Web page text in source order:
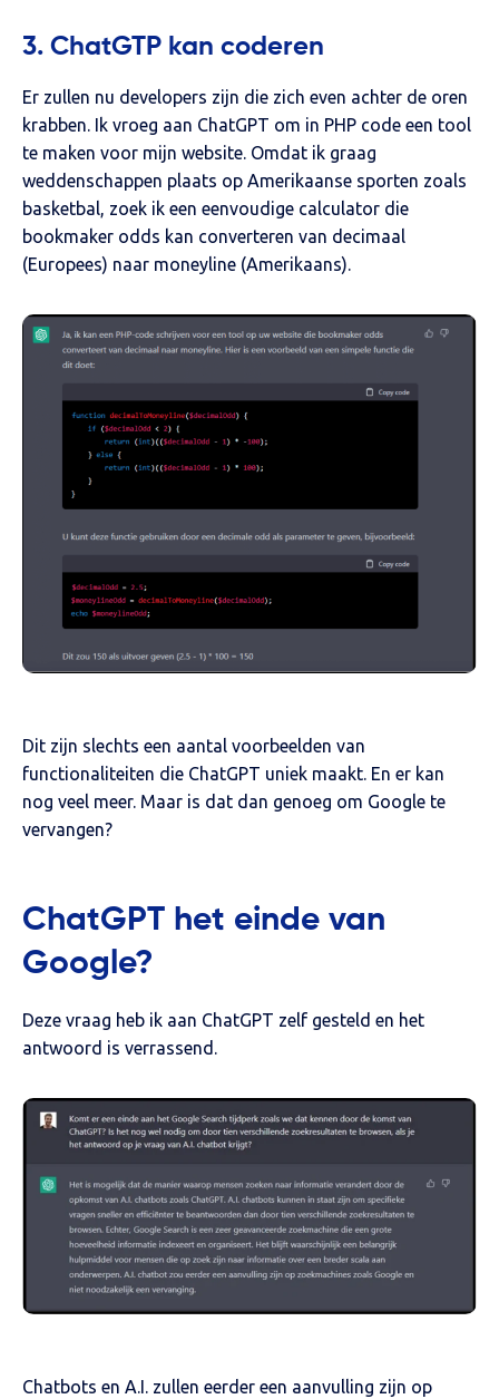
3. ChatGTP kan coderen
Er zullen nu developers zijn die zich even achter de oren
krabben. Ik vroeg aan ChatGPT om in PHP code een tool
te maken voor mijn website. Omdat ik graag
weddenschappen plaats op Amerikaanse sporten zoals
basketbal, zoek ik een eenvoudige calculator die
bookmaker odds kan converteren van decimaal
(Europees) naar moneyline (Amerikaans).
Dit zijn slechts een aantal voorbeelden van
functionaliteiten die ChatGPT uniek maakt. En er kan
nog veel meer. Maar is dat dan genoeg om Google te
vervangen?
ChatGPT het einde van
Google?
Deze vraag heb ik aan ChatGPT zelf gesteld en het
antwoord is verrassend.
Chatbots en A.I. zullen eerder een aanvulling zijn op